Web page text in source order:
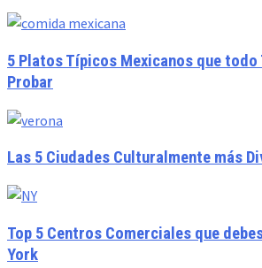
5 Platos Típicos Mexicanos que
Probar
Las 5 Ciudades Culturalmente más
Top 5 Centros Comerciales que
York